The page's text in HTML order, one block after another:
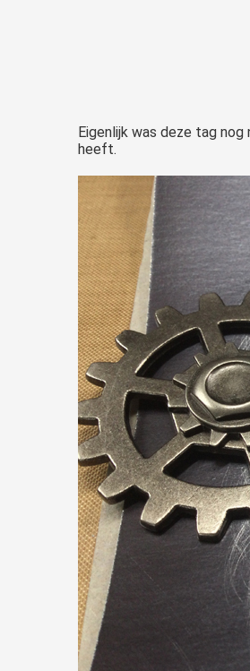
Eigenlijk was deze tag
heeft.